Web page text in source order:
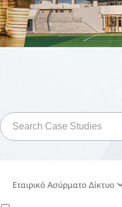
Εταιρικό Ασύρματο Δίκτυο